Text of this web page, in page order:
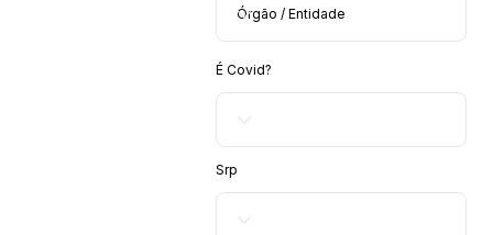
É Covid?
Srp